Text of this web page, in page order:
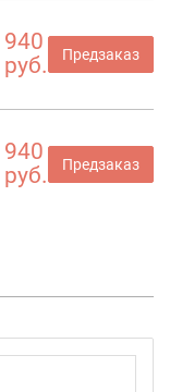
940
руб.
Предзаказ
940
руб.
Предзаказ